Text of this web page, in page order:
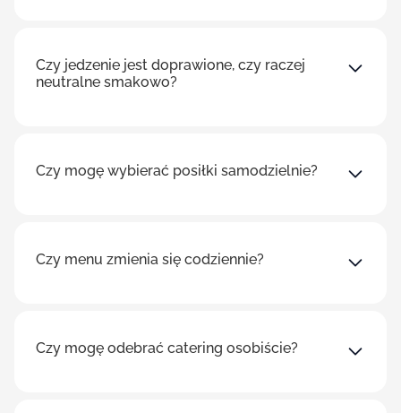
Czy jedzenie jest doprawione, czy raczej
neutralne smakowo?
Czy mogę wybierać posiłki samodzielnie?
Czy menu zmienia się codziennie?
Czy mogę odebrać catering osobiście?